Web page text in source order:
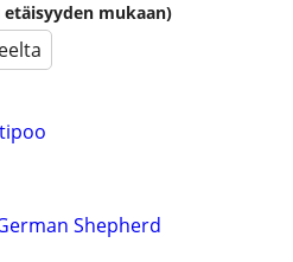
mukaan)
Shepherd